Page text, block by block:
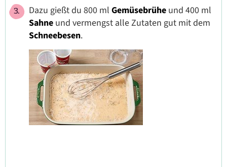
Dazu gießt du 800 ml Gemüsebrühe und 400 ml
Sahne und vermengst alle Zutaten gut mit dem
Schneebesen.